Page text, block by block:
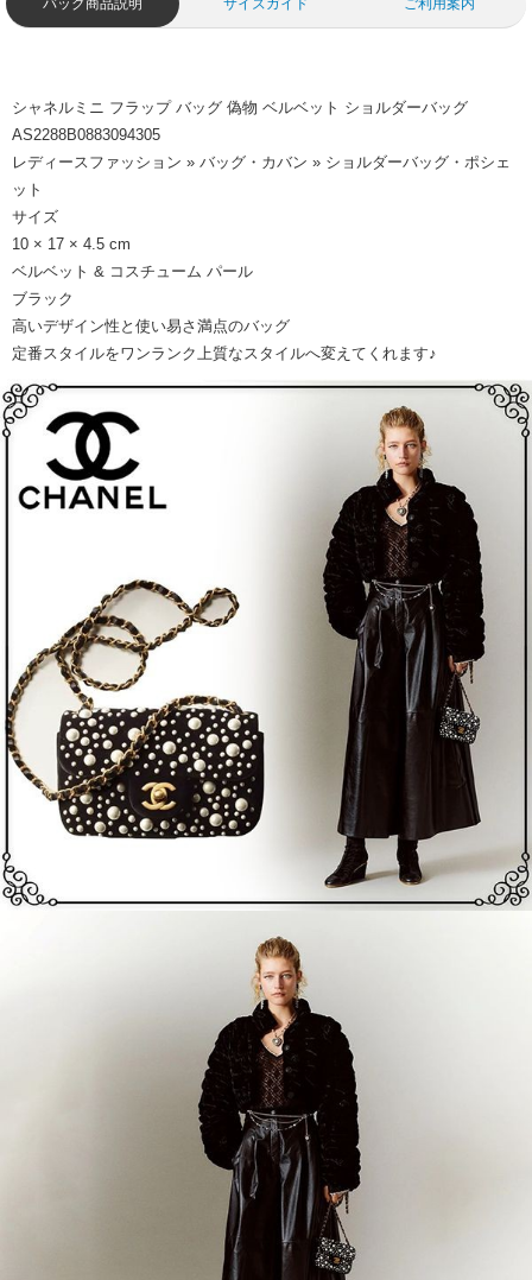
バッグ商品説明 サイズガイド ご利用案内
シャネルミニ フラップ バッグ 偽物 ベルベット ショルダーバッグ
AS2288B0883094305
レディースファッション » バッグ・カバン » ショルダーバッグ・ポシェ
ット
サイズ
10 × 17 × 4.5 cm
ベルベット & コスチューム パール
ブラック
高いデザイン性と使い易さ満点のバッグ
定番スタイルをワンランク上質なスタイルへ変えてくれます♪